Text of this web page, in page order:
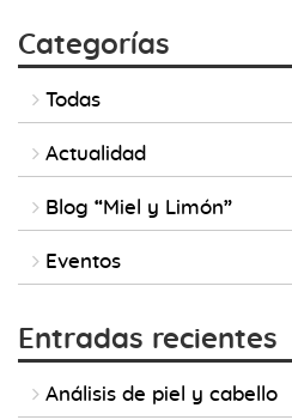
Categorías
Todas
Actualidad
Blog “Miel y Limón”
Eventos
Entradas recientes
Análisis de piel y cabello